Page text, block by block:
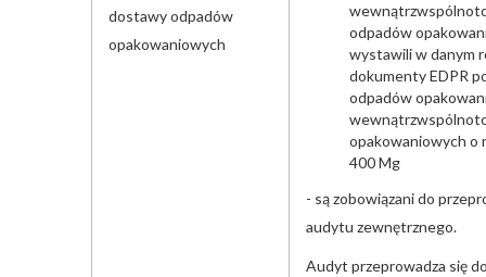
dostawy odpadów
opakowaniowych
odpadów
wystawili w danym
dokumenty EDPR
odpadów
opakowaniowych o
400 Mg
- są zobowiązani do
audytu zewnętrznego.
Audyt przeprowadza się